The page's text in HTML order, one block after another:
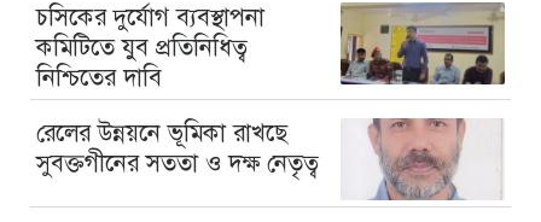
চসিকের দুর্যোগ ব্যবস্থাপনা
কমিটিতে যুব প্রতিনিধিত্ব
নিশ্চিতের দাবি
রেলের উন্নয়নে ভূমিকা রাখছে
সুবক্তগীনের সততা ও দক্ষ নেতৃত্ব